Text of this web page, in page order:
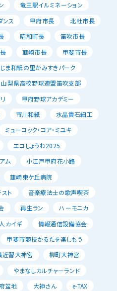
竜王駅イルミネーション
ンス 甲府市長
北杜市長
昭和町長
笛吹市長
韮崎市長
甲斐市長
ま和紙の里かみすきパーク
山梨県高校野球連盟笛吹支部
甲府野球アカデミー
市川和紙
水晶貴石細工
ミューコック・コア・ミユキ
エコしょうわ2025
ム
小江戸甲府花小路
韮崎東ケ丘病院
ト
音楽療法士の歌声喫茶
再生ラン
ハーモニカ
カイギ
情報通信設備協会
甲斐市競技かるたを楽しもう
近習大神宮
柳町大神宮
やまなしカルチャーランド
盆地 大神さん
e-TAX